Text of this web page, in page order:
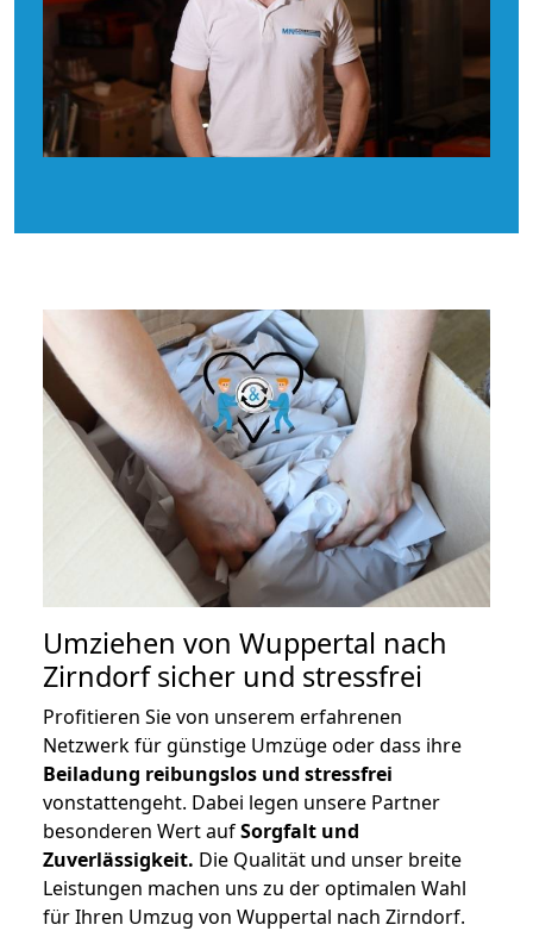
Umziehen von Wuppertal nach
Zirndorfsicher und stressfrei
Profitieren Sie von unserem erfahrenen
Netzwerk für günstige Umzüge oder dass ihre
Beiladung reibungslos und stressfrei
vonstattengeht. Dabei legen unsere Partner
besonderen Wert aufSorgfalt und
Zuverlässigkeit. Die Qualität und unser breite
Leistungen machen uns zu der optimalen Wahl
für Ihren Umzug von Wuppertal nach Zirndorf.